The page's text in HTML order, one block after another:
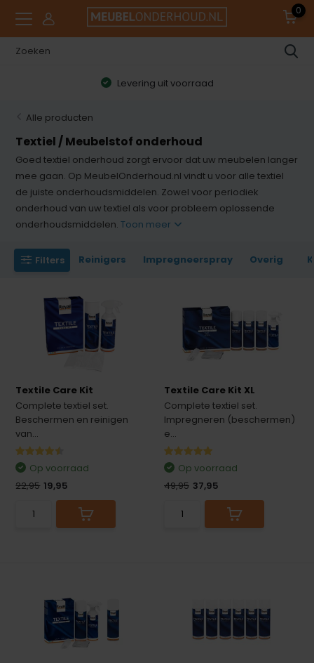
0
9.0 klanttevredenheid
Alle producten
Textiel / Meubelstof onderhoud
Goed textiel onderhoud zorgt ervoor dat uw meubelen langer
mee gaan. Op MeubelOnderhoud.nl vindt u voor alle textiel
de juiste onderhoudsmiddelen. Zowel voor periodiek
onderhoud van uw textiel als voor probleem oplossende
onderhoudsmiddelen.Toon meer
Filters Reinigers Impregneerspray Overig
Textile Care Kit
Complete textiel set.
Beschermen en reinigen
van...
Op voorraad
22,95 19,95
Textile Care Kit XL
Complete textiel set.
Impregneren (beschermen)
e...
Op voorraad
49,95 37,95